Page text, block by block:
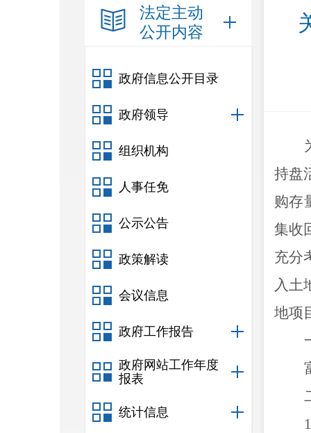
法定主动
公开内容
政府信息公开目录
政府领导
组织机构
人事任免
公示公告
政策解读
会议信息
政府工作报告
政府网站工作年度
报表
统计信息
持盘
购存
集收
充分
入土
地项
1